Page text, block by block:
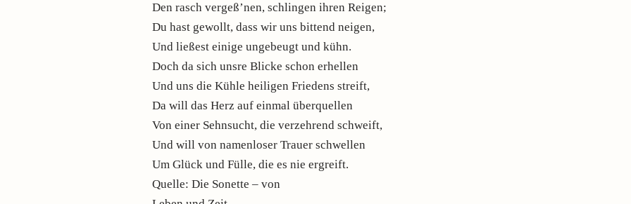
Den rasch vergeß’nen, schlingen ihren Reigen;
Du hast gewollt, dass wir uns bittend neigen,
Und ließest einige ungebeugt und kühn.
Doch da sich unsre Blicke schon erhellen
Und uns die Kühle heiligen Friedens streift,
Da will das Herz auf einmal überquellen
Von einer Sehnsucht, die verzehrend schweift,
Und will von namenloser Trauer schwellen
Um Glück und Fülle, die es nie ergreift.
Quelle: Die Sonette – von